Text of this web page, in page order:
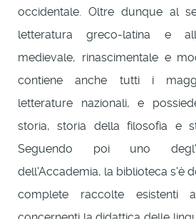
occidentale. Oltre dunque al
letteratura greco-latina e
medievale, rinascimentale e
contiene anche tutti i
letterature nazionali, e
storia, storia della filosofia e
Seguendo poi uno
dell'Accademia, la biblioteca s'è
complete raccolte